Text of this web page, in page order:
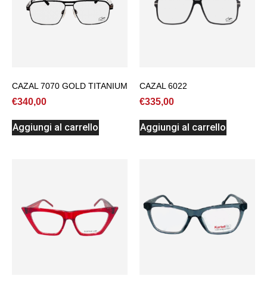
CAZAL 7070 GOLD TITANIUM
€340,00
Aggiungi al carrello
CAZAL 6022
€335,00
Aggiungi al carrello